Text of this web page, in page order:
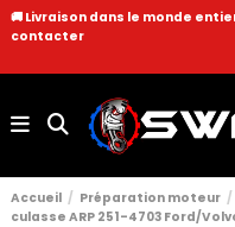
🚚 Livraison dans le monde
contacter
Accueil Préparation moteur
culasse ARP 251-4703 Ford/